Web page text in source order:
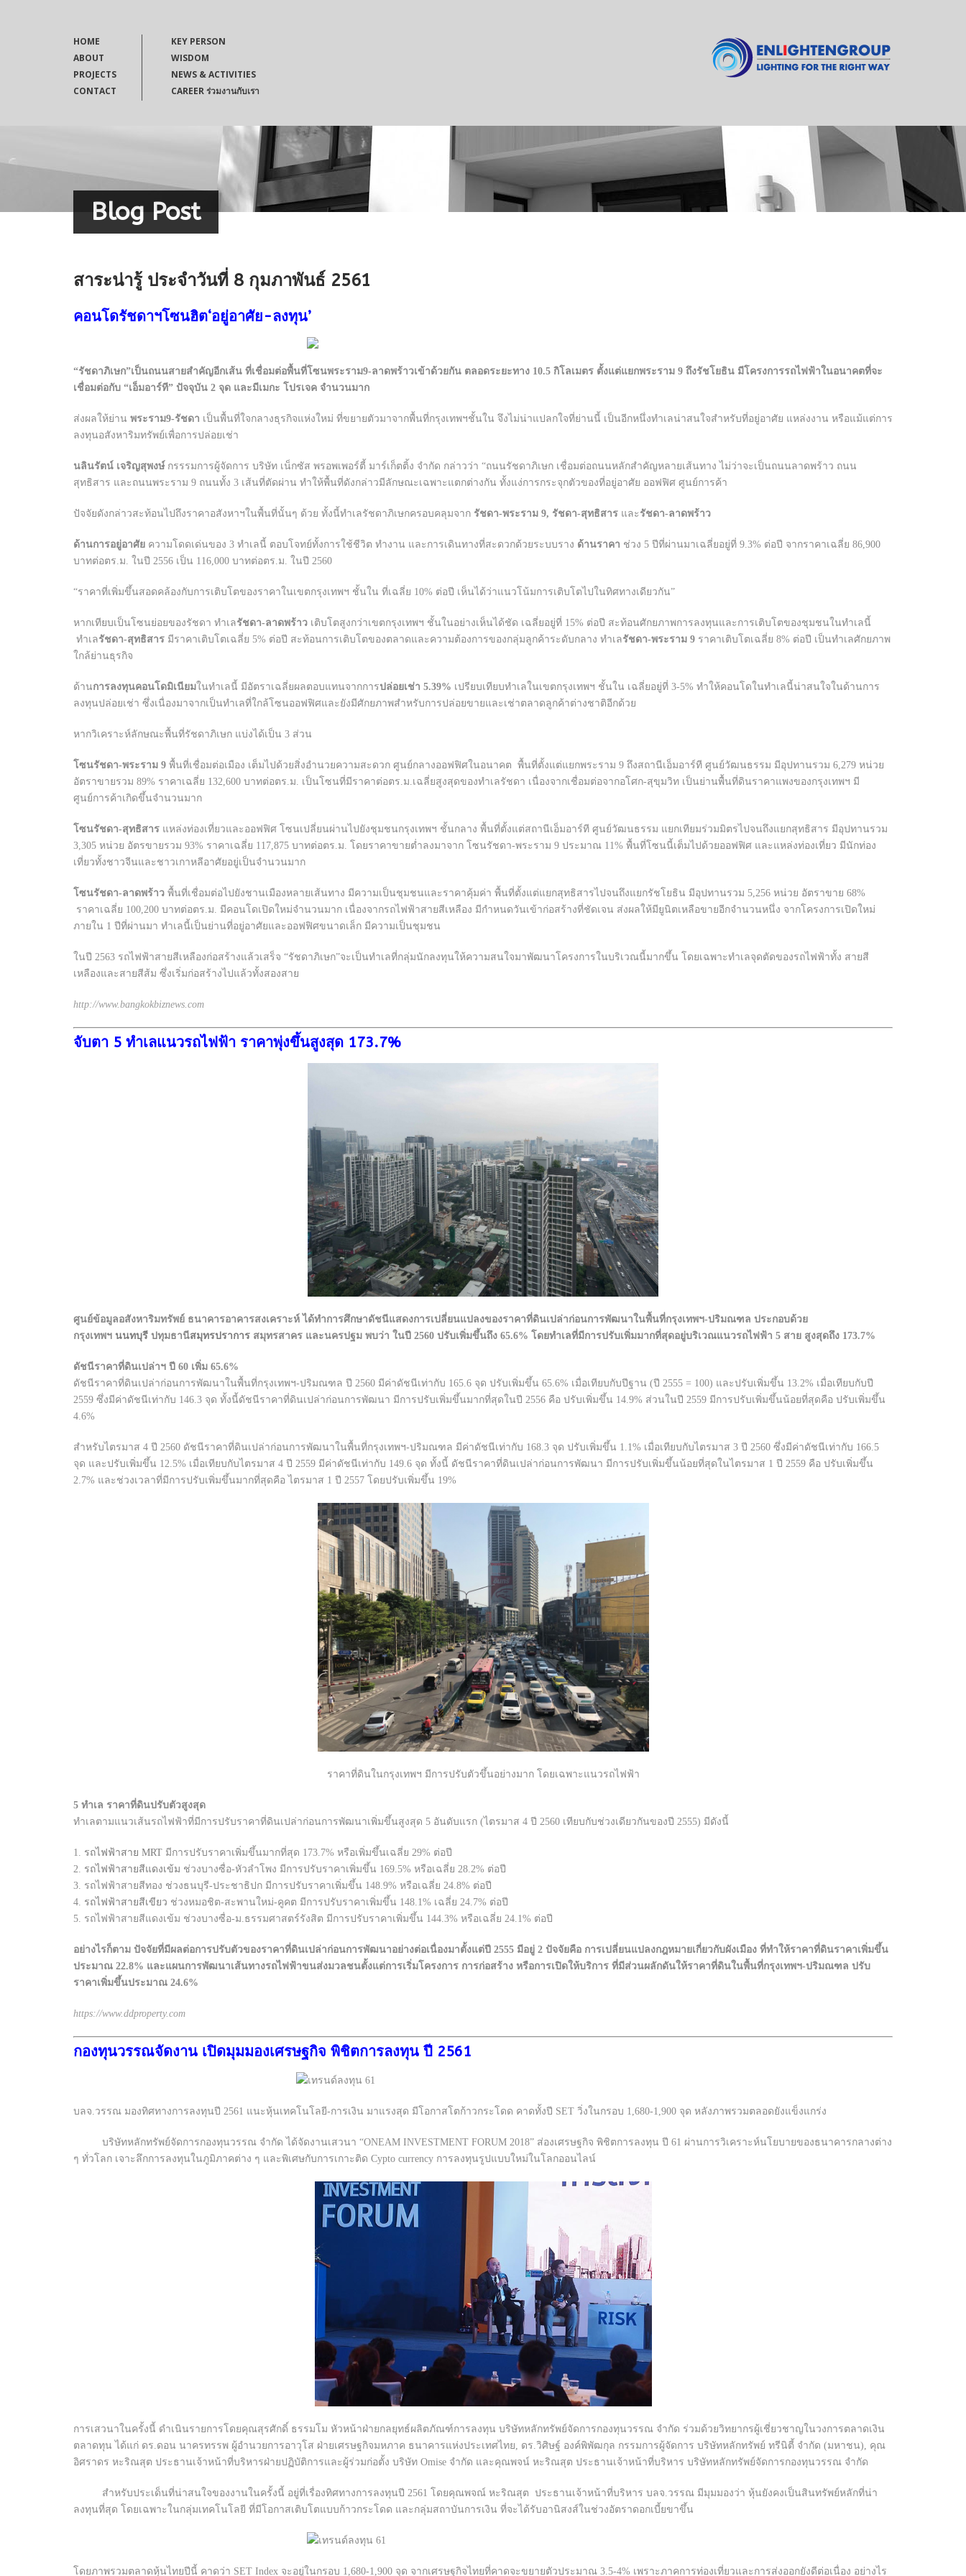
HOME
ABOUT
PROJECTS
CONTACT
KEY PERSON
WISDOM
NEWS & ACTIVITIES
CAREER ร่วมงานกับเรา
Blog Post
สาระน่ารู้ ประจำวันที่ 8 กุมภาพันธ์ 2561
คอนโดรัชดาฯโซนฮิต‘อยู่อาศัย-ลงทุน’
“รัชดาภิเษก”เป็นถนนสายสำคัญอีกเส้น ที่เชื่อมต่อพื้นที่โซนพระราม9-ลาดพร้าวเข้าด้วยกัน ตลอดระยะทาง 10.5 กิโลเมตร ตั้งแต่แยกพระราม 9 ถึงรัชโยธิน มีโครงการรถไฟฟ้าในอนาคตที่จะ
เชื่อมต่อกับ “เอ็มอาร์ที” ปัจจุบัน 2 จุด และมีเมกะ โปรเจค จำนวนมาก
ส่งผลให้ย่าน พระราม9-รัชดา เป็นพื้นที่ใจกลางธุรกิจแห่งใหม่ ที่ขยายตัวมาจากพื้นที่กรุงเทพฯชั้นใน จึงไม่น่าแปลกใจที่ย่านนี้ เป็นอีกหนึ่งทำเลน่าสนใจสำหรับที่อยู่อาศัย แหล่งงาน หรือแม้แต่การ
ลงทุนอสังหาริมทรัพย์เพื่อการปล่อยเช่า
นลินรัตน์ เจริญสุพงษ์ กรรรมการผู้จัดการ บริษัท เน็กซัส พรอพเพอร์ตี้ มาร์เก็ตติ้ง จำกัด กล่าวว่า “ถนนรัชดาภิเษก เชื่อมต่อถนนหลักสำคัญหลายเส้นทาง ไม่ว่าจะเป็นถนนลาดพร้าว ถนน
สุทธิสาร และถนนพระราม 9 ถนนทั้ง 3 เส้นที่ตัดผ่าน ทำให้พื้นที่ดังกล่าวมีลักษณะเฉพาะแตกต่างกัน ทั้งแง่การกระจุกตัวของที่อยู่อาศัย ออฟฟิศ ศูนย์การค้า
ปัจจัยดังกล่าวสะท้อนไปถึงราคาอสังหาฯในพื้นที่นั้นๆ ด้วย ทั้งนี้ทำเลรัชดาภิเษกครอบคลุมจาก รัชดา-พระราม 9, รัชดา-สุทธิสาร และ รัชดา-ลาดพร้าว
ด้านการอยู่อาศัย ความโดดเด่นของ 3 ทำเลนี้ ตอบโจทย์ทั้งการใช้ชีวิต ทำงาน และการเดินทางที่สะดวกด้วยระบบราง ด้านราคา ช่วง 5 ปีที่ผ่านมาเฉลี่ยอยู่ที่ 9.3% ต่อปี จากราคาเฉลี่ย 86,900
บาทต่อตร.ม. ในปี 2556 เป็น 116,000 บาทต่อตร.ม. ในปี 2560
“ราคาที่เพิ่มขึ้นสอดคล้องกับการเติบโตของราคาในเขตกรุงเทพฯ ชั้นใน ที่เฉลี่ย 10% ต่อปี เห็นได้ว่าแนวโน้มการเติบโตไปในทิศทางเดียวกัน”
หากเทียบเป็นโซนย่อยของรัชดา ทำเลรัชดา-ลาดพร้าว เติบโตสูงกว่าเขตกรุงเทพฯ ชั้นในอย่างเห็นได้ชัด เฉลี่ยอยู่ที่ 15% ต่อปี สะท้อนศักยภาพการลงทุนและการเติบโตของชุมชนในทำเลนี้
ทำเลรัชดา-สุทธิสาร มีราคาเติบโตเฉลี่ย 5% ต่อปี สะท้อนการเติบโตของตลาดและความต้องการของกลุ่มลูกค้าระดับกลาง ทำเลรัชดา-พระราม 9 ราคาเติบโตเฉลี่ย 8% ต่อปี เป็นทำเลศักยภาพ
ใกล้ย่านธุรกิจ
ด้านการลงทุนคอนโดมิเนียมในทำเลนี้ มีอัตราเฉลี่ยผลตอบแทนจากการปล่อยเช่า 5.39% เปรียบเทียบทำเลในเขตกรุงเทพฯ ชั้นใน เฉลี่ยอยู่ที่ 3-5% ทำให้คอนโดในทำเลนี้น่าสนใจในด้านการ
ลงทุนปล่อยเช่า ซึ่งเนื่องมาจากเป็นทำเลที่ใกล้โซนออฟฟิศและยังมีศักยภาพสำหรับการปล่อยขายและเช่าตลาดลูกค้าต่างชาติอีกด้วย
หากวิเคราะห์ลักษณะพื้นที่รัชดาภิเษก แบ่งได้เป็น 3 ส่วน
โซนรัชดา-พระราม 9 พื้นที่เชื่อมต่อเมือง เต็มไปด้วยสิ่งอำนวยความสะดวก ศูนย์กลางออฟฟิศในอนาคต พื้นที่ตั้งแต่แยกพระราม 9 ถึงสถานีเอ็มอาร์ที ศูนย์วัฒนธรรม มีอุปทานรวม 6,279 หน่วย
อัตราขายรวม 89% ราคาเฉลี่ย 132,600 บาทต่อตร.ม. เป็นโซนที่มีราคาต่อตร.ม.เฉลี่ยสูงสุดของทำเลรัชดา เนื่องจากเชื่อมต่อจากอโศก-สุขุมวิท เป็นย่านพื้นที่ดินราคาแพงของกรุงเทพฯ มี
ศูนย์การค้าเกิดขึ้นจำนวนมาก
โซนรัชดา-สุทธิสาร แหล่งท่องเที่ยวและออฟฟิศ โซนเปลี่ยนผ่านไปยังชุมชนกรุงเทพฯ ชั้นกลาง พื้นที่ตั้งแต่สถานีเอ็มอาร์ที ศูนย์วัฒนธรรม แยกเทียมร่วมมิตรไปจนถึงแยกสุทธิสาร มีอุปทานรวม
3,305 หน่วย อัตรขายรวม 93% ราคาเฉลี่ย 117,875 บาทต่อตร.ม. โดยราคาขายต่ำลงมาจาก โซนรัชดา-พระราม 9 ประมาณ 11% พื้นที่โซนนี้เต็มไปด้วยออฟฟิศ และแหล่งท่องเที่ยว มีนักท่อง
เที่ยวทั้งชาวจีนและชาวเกาหลีอาศัยอยู่เป็นจำนวนมาก
โซนรัชดา-ลาดพร้าว พื้นที่เชื่อมต่อไปยังชานเมืองหลายเส้นทาง มีความเป็นชุมชนและราคาคุ้มค่า พื้นที่ตั้งแต่แยกสุทธิสารไปจนถึงแยกรัชโยธิน มีอุปทานรวม 5,256 หน่วย อัตราขาย 68%
ราคาเฉลี่ย 100,200 บาทต่อตร.ม. มีคอนโดเปิดใหม่จำนวนมาก เนื่องจากรถไฟฟ้าสายสีเหลือง มีกำหนดวันเข้าก่อสร้างที่ชัดเจน ส่งผลให้มียูนิตเหลือขายอีกจำนวนหนึ่ง จากโครงการเปิดใหม่
ภายใน 1 ปีที่ผ่านมา ทำเลนี้เป็นย่านที่อยู่อาศัยและออฟฟิศขนาดเล็ก มีความเป็นชุมชน
ในปี 2563 รถไฟฟ้าสายสีเหลืองก่อสร้างแล้วเสร็จ “รัชดาภิเษก”จะเป็นทำเลที่กลุ่มนักลงทุนให้ความสนใจมาพัฒนาโครงการในบริเวณนี้มากขึ้น โดยเฉพาะทำเลจุดตัดของรถไฟฟ้าทั้ง สายสี
เหลืองและสายสีส้ม ซึ่งเริ่มก่อสร้างไปแล้วทั้งสองสาย
http://www.bangkokbiznews.com
จับตา 5 ทำเลแนวรถไฟฟ้า ราคาพุ่งขึ้นสูงสุด 173.7%
ศูนย์ข้อมูลอสังหาริมทรัพย์ ธนาคารอาคารสงเคราะห์ ได้ทำการศึกษาดัชนีแสดงการเปลี่ยนแปลงของราคาที่ดินเปล่าก่อนการพัฒนาในพื้นที่กรุงเทพฯ-ปริมณฑล ประกอบด้วย
กรุงเทพฯ นนทบุรี ปทุมธานีสมุทรปราการ สมุทรสาคร และนครปฐม พบว่า ในปี 2560 ปรับเพิ่มขึ้นถึง 65.6% โดยทำเลที่มีการปรับเพิ่มมากที่สุดอยู่บริเวณแนวรถไฟฟ้า 5 สาย สูงสุดถึง 173.7%
ดัชนีราคาที่ดินเปล่าฯ ปี 60 เพิ่ม 65.6%
ดัชนีราคาที่ดินเปล่าก่อนการพัฒนาในพื้นที่กรุงเทพฯ-ปริมณฑล ปี 2560 มีค่าดัชนีเท่ากับ 165.6 จุด ปรับเพิ่มขึ้น 65.6% เมื่อเทียบกับปีฐาน (ปี 2555 = 100) และปรับเพิ่มขึ้น 13.2% เมื่อเทียบกับปี
2559 ซึ่งมีค่าดัชนีเท่ากับ 146.3 จุด ทั้งนี้ดัชนีราคาที่ดินเปล่าก่อนการพัฒนา มีการปรับเพิ่มขึ้นมากที่สุดในปี 2556 คือ ปรับเพิ่มขึ้น 14.9% ส่วนในปี 2559 มีการปรับเพิ่มขึ้นน้อยที่สุดคือ ปรับเพิ่มขึ้น
4.6%
สำหรับไตรมาส 4 ปี 2560 ดัชนีราคาที่ดินเปล่าก่อนการพัฒนาในพื้นที่กรุงเทพฯ-ปริมณฑล มีค่าดัชนีเท่ากับ 168.3 จุด ปรับเพิ่มขึ้น 1.1% เมื่อเทียบกับไตรมาส 3 ปี 2560 ซึ่งมีค่าดัชนีเท่ากับ 166.5
จุด และปรับเพิ่มขึ้น 12.5% เมื่อเทียบกับไตรมาส 4 ปี 2559 มีค่าดัชนีเท่ากับ 149.6 จุด ทั้งนี้ ดัชนีราคาที่ดินเปล่าก่อนการพัฒนา มีการปรับเพิ่มขึ้นน้อยที่สุดในไตรมาส 1 ปี 2559 คือ ปรับเพิ่มขึ้น
2.7% และช่วงเวลาที่มีการปรับเพิ่มขึ้นมากที่สุดคือ ไตรมาส 1 ปี 2557 โดยปรับเพิ่มขึ้น 19%
ราคาที่ดินในกรุงเทพฯ มีการปรับตัวขึ้นอย่างมาก โดยเฉพาะแนวรถไฟฟ้า
5 ทำเล ราคาที่ดินปรับตัวสูงสุด
ทำเลตามแนวเส้นรถไฟฟ้าที่มีการปรับราคาที่ดินเปล่าก่อนการพัฒนาเพิ่มขึ้นสูงสุด 5 อันดับแรก (ไตรมาส 4 ปี 2560 เทียบกับช่วงเดียวกันของปี 2555) มีดังนี้
1. รถไฟฟ้าสาย MRT มีการปรับราคาเพิ่มขึ้นมากที่สุด 173.7% หรือเพิ่มขึ้นเฉลี่ย 29% ต่อปี
2. รถไฟฟ้าสายสีแดงเข้ม ช่วงบางซื่อ-หัวลำโพง มีการปรับราคาเพิ่มขึ้น 169.5% หรือเฉลี่ย 28.2% ต่อปี
3. รถไฟฟ้าสายสีทอง ช่วงธนบุรี-ประชาธิปก มีการปรับราคาเพิ่มขึ้น 148.9% หรือเฉลี่ย 24.8% ต่อปี
4. รถไฟฟ้าสายสีเขียว ช่วงหมอชิต-สะพานใหม่-คูคต มีการปรับราคาเพิ่มขึ้น 148.1% เฉลี่ย 24.7% ต่อปี
5. รถไฟฟ้าสายสีแดงเข้ม ช่วงบางซื่อ-ม.ธรรมศาสตร์รังสิต มีการปรับราคาเพิ่มขึ้น 144.3% หรือเฉลี่ย 24.1% ต่อปี
อย่างไรก็ตาม ปัจจัยที่มีผลต่อการปรับตัวของราคาที่ดินเปล่าก่อนการพัฒนาอย่างต่อเนื่องมาตั้งแต่ปี 2555 มีอยู่ 2 ปัจจัยคือ การเปลี่ยนแปลงกฎหมายเกี่ยวกับผังเมือง ที่ทำให้ราคาที่ดินราคาเพิ่มขึ้น
ประมาณ 22.8% และแผนการพัฒนาเส้นทางรถไฟฟ้าขนส่งมวลชนตั้งแต่การเริ่มโครงการ การก่อสร้าง หรือการเปิดให้บริการ ที่มีส่วนผลักดันให้ราคาที่ดินในพื้นที่กรุงเทพฯ-ปริมณฑล ปรับ
ราคาเพิ่มขึ้นประมาณ 24.6%
https://www.ddproperty.com
กองทุนวรรณจัดงาน เปิดมุมมองเศรษฐกิจ พิชิตการลงทุน ปี 2561
บลจ.วรรณ มองทิศทางการลงทุนปี 2561 แนะหุ้นเทคโนโลยี-การเงิน มาแรงสุด มีโอกาสโตก้าวกระโดด คาดทั้งปี SET วิ่งในกรอบ 1,680-1,900 จุด หลังภาพรวมตลอดยังแข็งแกร่ง
บริษัทหลักทรัพย์จัดการกองทุนวรรณ จำกัด ได้จัดงานเสวนา “ONEAM INVESTMENT FORUM 2018” ส่องเศรษฐกิจ พิชิตการลงทุน ปี 61 ผ่านการวิเคราะห์นโยบายของธนาคารกลางต่าง
ๆ ทั่วโลก เจาะลึกการลงทุนในภูมิภาคต่าง ๆ และพิเศษกับการเกาะติด Cypto currency การลงทุนรูปแบบใหม่ในโลกออนไลน์
การเสวนาในครั้งนี้ ดำเนินรายการโดยคุณสุรศักดิ์ ธรรมโม หัวหน้าฝ่ายกลยุทธ์ผลิตภัณฑ์การลงทุน บริษัทหลักทรัพย์จัดการกองทุนวรรณ จำกัด ร่วมด้วยวิทยากรผู้เชี่ยวชาญในวงการตลาดเงิน
ตลาดทุน ได้แก่ ดร.ดอน นาครทรรพ ผู้อำนวยการอาวุโส ฝ่ายเศรษฐกิจมหภาค ธนาคารแห่งประเทศไทย, ดร.วิศิษฐ์ องค์พิพัฒกุล กรรมการผู้จัดการ บริษัทหลักทรัพย์ ทรีนิตี้ จำกัด (มหาชน), คุณ
อิศราดร หะริณสุต ประธานเจ้าหน้าที่บริหารฝ่ายปฏิบัติการและผู้ร่วมก่อตั้ง บริษัท Omise จำกัด และคุณพจน์ หะริณสุต ประธานเจ้าหน้าที่บริหาร บริษัทหลักทรัพย์จัดการกองทุนวรรณ จำกัด
สำหรับประเด็นที่น่าสนใจของงานในครั้งนี้ อยู่ที่เรื่องทิศทางการลงทุนปี 2561 โดยคุณพจณ์ หะริณสุต ประธานเจ้าหน้าที่บริหาร บลจ.วรรณ มีมุมมองว่า หุ้นยังคงเป็นสินทรัพย์หลักที่น่า
ลงทุนที่สุด โดยเฉพาะในกลุ่มเทคโนโลยี ที่มีโอกาสเติบโตแบบก้าวกระโดด และกลุ่มสถาบันการเงิน ที่จะได้รับอานิสงส์ในช่วงอัตราดอกเบี้ยขาขึ้น
โดยภาพรวมตลาดหุ้นไทยปีนี้ คาดว่า SET Index จะอยู่ในกรอบ 1,680-1,900 จุด จากเศรษฐกิจไทยที่คาดจะขยายตัวประมาณ 3.5-4% เพราะภาคการท่องเที่ยวและการส่งออกยังดีต่อเนื่อง อย่างไร